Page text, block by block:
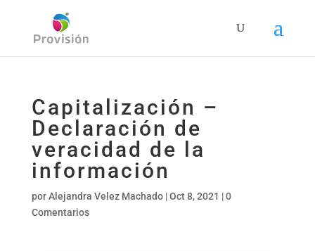
Capitalización –
Declaración de
veracidad de la
información
porAlejandra Velez Machado|Oct 8, 2021 |0
Comentarios